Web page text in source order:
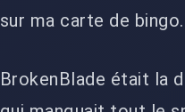
sur ma carte de bingo.
BrokenBlade était la